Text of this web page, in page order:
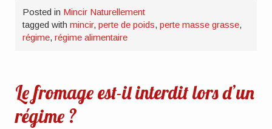
Posted in Mincir Naturellement
tagged withmincir,perte de poids,perte masse grasse,
régime,régime alimentaire
Le fromage est-il interdit lors d’un
régime ?